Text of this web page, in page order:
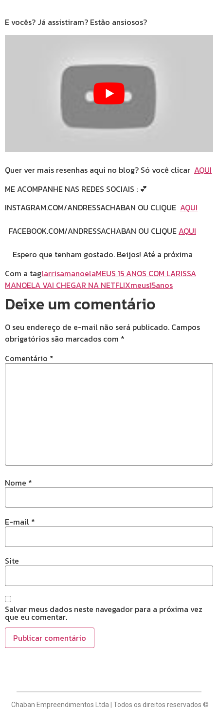
E vocês? Já assistiram? Estão ansiosos?
Quer ver mais resenhas aqui no blog? Só você clicar AQUI
ME ACOMPANHE NAS REDES SOCIAIS : 💕
INSTAGRAM.COM/ANDRESSACHABAN OU CLIQUE AQUI
FACEBOOK.COM/ANDRESSACHABAN OU CLIQUEAQUI
Espero que tenham gostado. Beijos! Até a próxima
Com a taglarrisamanoelaMEUS 15 ANOS COM LARISSA
MANOELA VAI CHEGAR NA NETFLIXmeus15anos
Deixe um comentário
O seu endereço de e-mail não será publicado. Campos
obrigatórios são marcados com *
Comentário *
Nome *
E-mail *
Site
Salvar meus dados neste navegador para a próxima vez
que eu comentar.
Chaban Empreendimentos Ltda | Todos os direitos reservados ©